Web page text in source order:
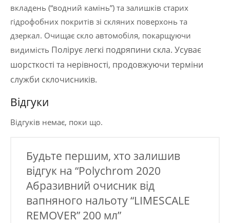
мл
кількість
вкладень (“водний камінь”) та залишків старих
гідрофобних покритів зі скляних поверхонь та
дзеркал. Очищає скло автомобіля, покарщуючи
видимість Полірує легкі подряпини скла. Усуває
шорсткості та нерівності, продовжуючи терміни
служби склочисників.
Відгуки
Відгуків немає, поки що.
Будьте першим, хто залишив
відгук на “Polychrom 2020
Абразивний очисник від
вапняного нальоту “LIMESCALE
REMOVER” 200 мл”